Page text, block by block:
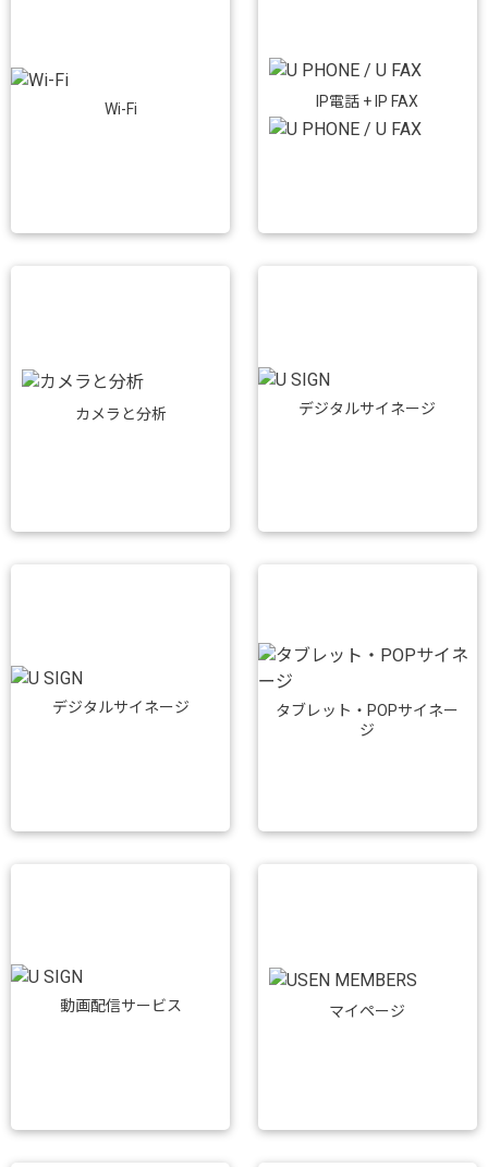
Wi-Fi IP電話 + IP FAX
カメラと分析 デジタルサイネージ
デジタルサイネージ
タブレット・POPサイネー
ジ
動画配信サービス マイページ